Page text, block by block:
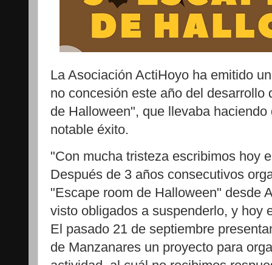
La Asociación ActiHoyo ha emitido
no concesión este año del
de Halloween", que llevaba
notable éxito.
"Con mucha tristeza escribimos hoy
Después de 3 años consecutivos
"Escape room de Halloween" desde
visto obligados a suspenderlo, y hoy
El pasado 21 de septiembre
de Manzanares un proyecto para